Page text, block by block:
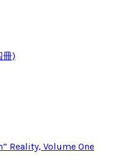
冊)
Reality, Volume One